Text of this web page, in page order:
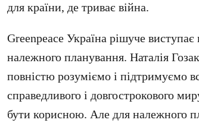
для країни, де триває війна.
Greenpeace Україна рішуче
належного планування. Наталія
повністю розуміємо і підтримуємо
справедливого і довгострокового
бути корисною. Але для належного